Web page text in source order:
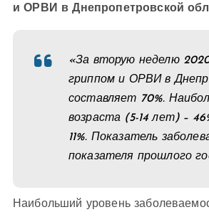
и ОРВИ в Днепропетровской
«За вторую неделю 2020
гриппом и ОРВИ в
составляет 70%.
возраста (5-14 лет) –
11%. Показатель
показателя прошлого
Наибольший уровень